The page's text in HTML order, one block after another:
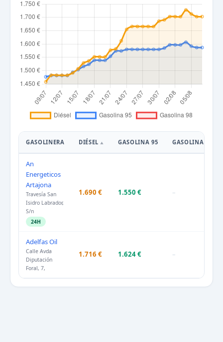
GASOLINERA DIÉSEL GASOLINA 95 GASOLINA 98
An
Energeticos
Artajona
Travesía San
Isidro Labrador,
S/n
24H
1.690 € 1.550 € –
Adelfas Oil
Calle Avda
Diputación
Foral, 7,
1.716 € 1.624 € –